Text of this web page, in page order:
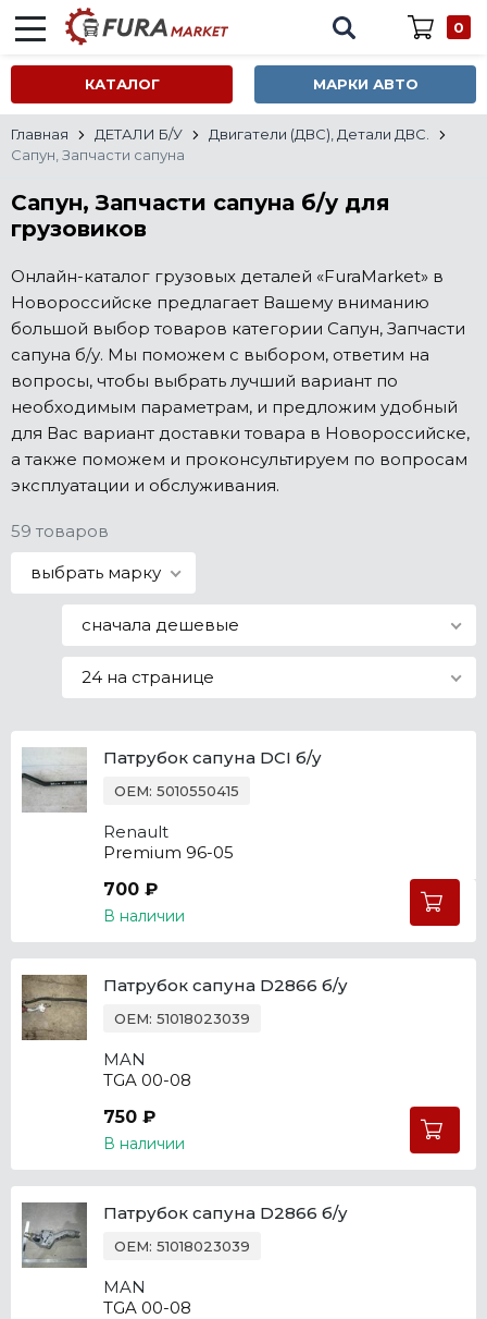
0
КАТАЛОГ МАРКИ АВТО
Главная ДЕТАЛИ Б/У
Двигатели (ДВС), Детали ДВС.
Сапун, Запчасти сапуна
Сапун, Запчасти сапуна б/у для
грузовиков
Онлайн-каталог грузовых деталей «FuraMarket» в
Новороссийске предлагает Вашему вниманию
большой выбор товаров категории Сапун, Запчасти
сапуна б/у. Мы поможем с выбором, ответим на
вопросы, чтобы выбрать лучший вариант по
необходимым параметрам, и предложим удобный
для Вас вариант доставки товара в Новороссийске,
а также поможем и проконсультируем по вопросам
эксплуатации и обслуживания.
59 товаров
выбрать марку
сначала дешевые
24 на странице
Патрубок сапуна DCI б/у
OEM: 5010550415
Renault
Premium 96-05
700 ₽
В наличии
Патрубок сапуна D2866 б/у
OEM: 51018023039
MAN
TGA 00-08
750 ₽
В наличии
Патрубок сапуна D2866 б/у
OEM: 51018023039
MAN
TGA 00-08